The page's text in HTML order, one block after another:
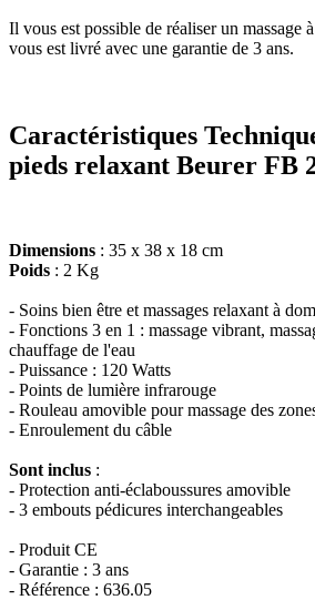
Il vous est possible de réaliser un massage
vous est livré avec une garantie de 3 ans.
Caractéristiques
pieds relaxant Beurer FB
Dimensions : 35 x 38 x 18 cm
Poids : 2 Kg
- Soins bien être et massages relaxant à
- Fonctions 3 en 1 : massage vibrant,
chauffage de l'eau
- Puissance : 120 Watts
- Points de lumière infrarouge
- Rouleau amovible pour massage des
- Enroulement du câble
Sont inclus :
- Protection anti-éclaboussures amovible
- 3 embouts pédicures interchangeables
- Produit CE
- Garantie : 3 ans
- Référence : 636.05